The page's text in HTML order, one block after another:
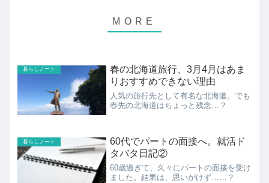
暮らしノート
春の北海道旅行、3月4月はあま
りおすすめできない理由
人気の旅行先として有名な北海道。でも
春先の北海道はちょっと残念…？
暮らしノート
60代でパートの面接へ。就活ド
タバタ日記②
60歳過ぎて、久々にパートの面接を受け
ました。結果は、思いがけず……？